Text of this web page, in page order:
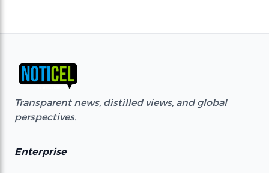
Transparent news, distilled views, and global
perspectives.
Enterprise